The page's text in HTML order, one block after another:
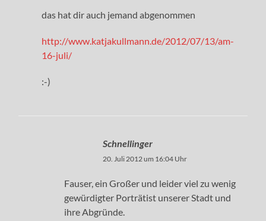
das hat dir auch jemand abgenommen
http://www.katjakullmann.de/2012/07/13/am-
16-juli/
:-)
Schnellinger
20. Juli 2012 um 16:04 Uhr
Fauser, ein Großer und leider viel zu wenig
gewürdigter Porträtist unserer Stadt und
ihre Abgründe.